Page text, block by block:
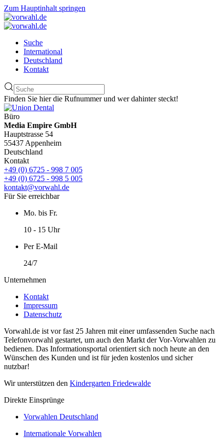
Zum Hauptinhalt springen
Suche
International
Deutschland
Kontakt
Finden Sie hier die Rufnummer und wer dahinter steckt!
Büro
Media Empire GmbH
Hauptstrasse 54
55437 Appenheim
Deutschland
Kontakt
+49 (0) 6725 - 998 7 005
+49 (0) 6725 - 998 5 005
kontakt@vorwahl.de
Für Sie erreichbar
Mo. bis Fr.
10 - 15 Uhr
Per E-Mail
24/7
Unternehmen
Kontakt
Impressum
Datenschutz
Vorwahl.de ist vor fast 25 Jahren mit einer umfassenden Suche nach
Telefonvorwahl gestartet, um auch den Markt der Vor-Vorwahlen zu
bedienen. Das Informationsportal orientiert sich noch heute an den
Wünschen des Kunden und ist für jeden kostenlos und sicher
nutzbar!
Wir unterstützen den Kindergarten Friedewalde
Direkte Einsprünge
Vorwahlen Deutschland
Internationale Vorwahlen